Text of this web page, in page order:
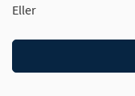
Eller